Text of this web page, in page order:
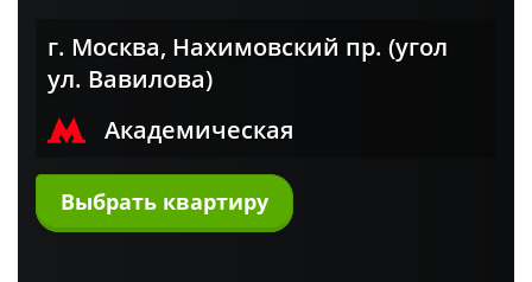
г. Москва, Нахимовский пр. (угол
ул. Вавилова)
Академическая
Выбрать квартиру